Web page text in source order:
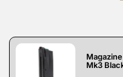
Mk3